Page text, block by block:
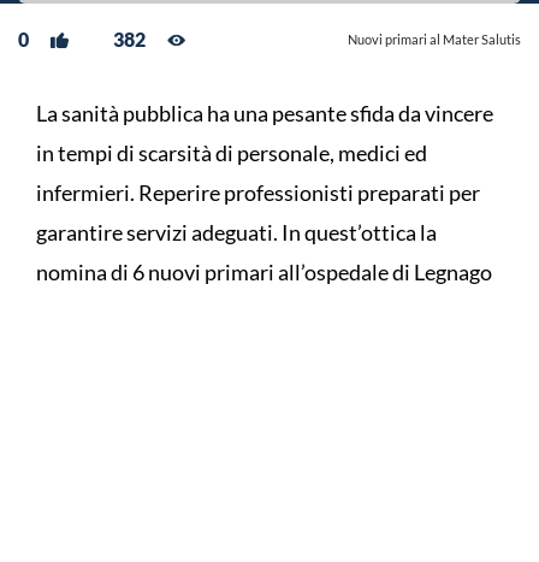
0 382 Nuovi primari al Mater Salutis
La sanità pubblica ha una pesante sfida da vincere
in tempi di scarsità di personale, medici ed
infermieri. Reperire professionisti preparati per
garantire servizi adeguati. In quest’ottica la
nomina di 6 nuovi primari all’ospedale di Legnago